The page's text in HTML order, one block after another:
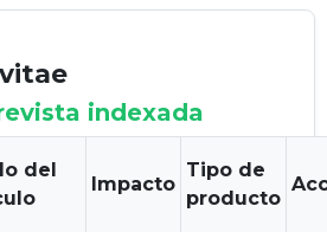
indexada
del
Impacto
Tipo de
producto